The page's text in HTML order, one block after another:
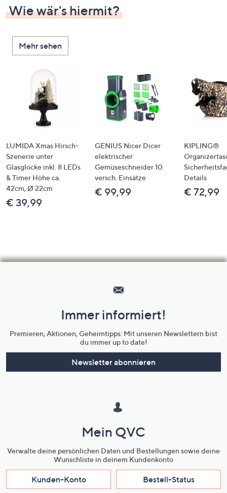
Wie wär's hiermit?
Mehr sehen
LUMIDA Xmas Hirsch-
Szenerie unter
Glasglocke inkl. 8 LEDs
& Timer Höhe ca.
42cm, Ø 22cm
€ 39,99
GENIUS Nicer Dicer
elektrischer
Gemüseschneider 10
versch. Einsätze
€ 99,99
KIPLING®
Details
€ 72,99
Unternehmensinformationen
Immer informiert!
Premieren, Aktionen, Geheimtipps: Mit unseren Newslettern bist
du immer up to date!
Newsletter abonnieren
Mein QVC
Verwalte deine persönlichen Daten und Bestellungen sowie deine
Wunschliste in deinem Kundenkonto
Kunden-Konto Bestell-Status